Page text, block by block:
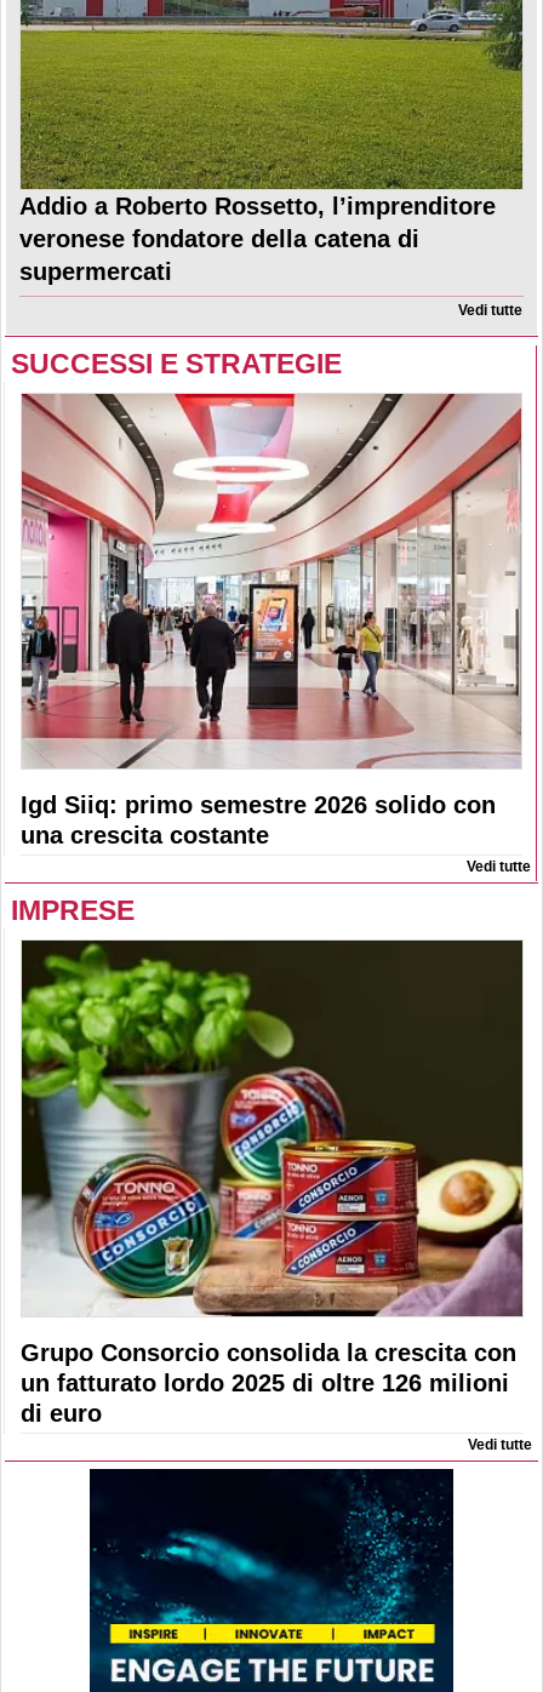
Addio a Roberto Rossetto, l’imprenditore
veronese fondatore della catena di
supermercati
Vedi tutte
SUCCESSI E STRATEGIE
Igd Siiq: primo semestre 2026 solido con
una crescita costante
Vedi tutte
IMPRESE
Grupo Consorcio consolida la crescita con
un fatturato lordo 2025 di oltre 126 milioni
di euro
Vedi tutte